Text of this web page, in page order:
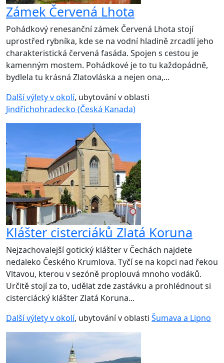
Zámek Červená Lhota
Pohádkový renesanční zámek Červená Lhota stojí
uprostřed rybníka, kde se na vodní hladině zrcadlí jeho
charakteristická červená fasáda. Spojen s cestou je
kamenným mostem. Pohádkové je to tu každopádně,
bydlela tu krásná Zlatovláska a nejen ona,...
Další výlety v okolí, ubytování v oblasti
Jindřichohradecko (Česká Kanada)
Klášter cisterciáků Zlatá Koruna
Nejzachovalejší gotický klášter v Čechách najdete
nedaleko Českého Krumlova. Tyčí se na kopci nad řekou
Vltavou, kterou v sezóně proplouvá mnoho vodáků.
Určitě stojí za to, udělat zde zastávku a prohlédnout si
cisterciácký klášter Zlatá Koruna...
Další výlety v okolí, ubytování v oblasti Šumava a Lipno